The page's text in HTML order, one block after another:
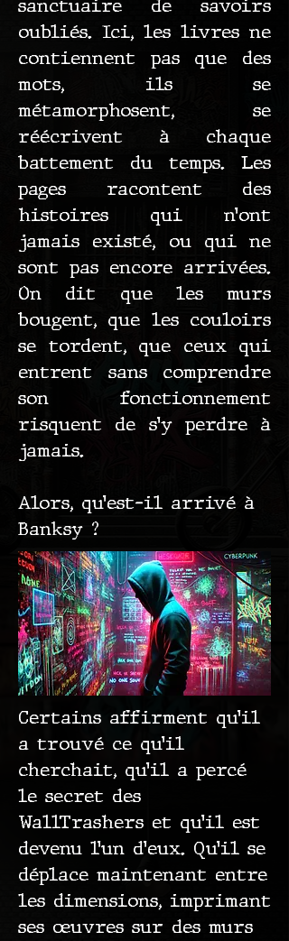
sanctuaire de savoirs
oubliés. Ici, les livres ne
contiennent pas que des
mots, ils se
métamorphosent, se
réécrivent à chaque
battement du temps. Les
pages racontent des
histoires qui n’ont
jamais existé, ou qui ne
sont pas encore arrivées.
On dit que les murs
bougent, que les couloirs
se tordent, que ceux qui
entrent sans comprendre
son fonctionnement
risquent de s’y perdre à
jamais.
Alors, qu’est-il arrivé à
Banksy ?
Certains affirment qu’il
a trouvé ce qu’il
cherchait, qu’il a percé
le secret des
WallTrashers et qu’il est
devenu l’un d’eux. Qu’il se
déplace maintenant entre
les dimensions, imprimant
ses œuvres sur des murs